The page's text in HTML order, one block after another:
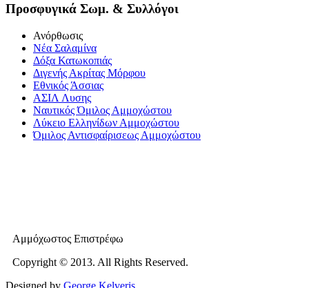
Προσφυγικά Σωμ. & Συλλόγοι
Ανόρθωσις
Νέα Σαλαμίνα
Δόξα Κατωκοπιάς
Διγενής Ακρίτας Μόρφου
Εθνικός Άσσιας
ΑΣΙΛ Λυσης
Ναυτικός Όμιλος Αμμοχώστου
Λύκειο Ελληνίδων Αμμοχώστου
Όμιλος Αντισφαίρισεως Αμμοχώστου
Αμμόχωστος Επιστρέφω
Copyright © 2013. All Rights Reserved.
Designed by George Kelveris